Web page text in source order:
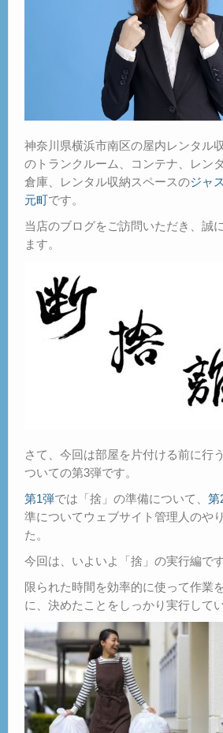
神奈川県横浜市南区の屋内レンタル
のトランクルーム、コンテナ、レン
倉庫、レンタル収納スペースのジャ
元町です。
当店のブログをご訪問いただき、誠
ます。
さて、今回は部屋を片付ける前に行
ついての第3弾です。
第1弾では「捨」の準備について、 第
準についてウェブサイト管理人のや
た。
今回は、いよいよ「捨」の実行編です
限られた時間を効率的に使って作業
に、決めたことをしっかり実行して